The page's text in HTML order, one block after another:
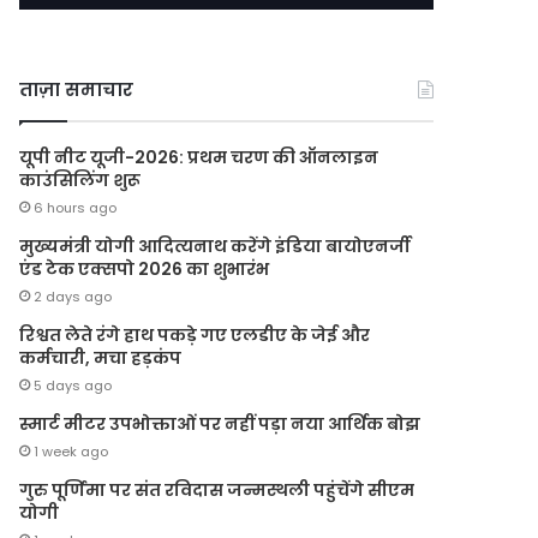
ताज़ा समाचार
यूपी नीट यूजी-2026: प्रथम चरण की ऑनलाइन
काउंसिलिंग शुरू
6 hours ago
मुख्यमंत्री योगी आदित्यनाथ करेंगे इंडिया बायोएनर्जी
एंड टेक एक्सपो 2026 का शुभारंभ
2 days ago
रिश्वत लेते रंगे हाथ पकड़े गए एलडीए के जेई और
कर्मचारी, मचा हड़कंप
5 days ago
स्मार्ट मीटर उपभोक्ताओं पर नहीं पड़ा नया आर्थिक बोझ
1 week ago
गुरु पूर्णिमा पर संत रविदास जन्मस्थली पहुंचेंगे सीएम
योगी